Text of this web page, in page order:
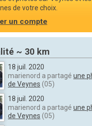
de votre choix.
un compte
~ 30 km
18 juil. 2020
marienord a partagé une
de Veynes (05)
18 juil. 2020
marienord a partagé une
de Veynes (05)